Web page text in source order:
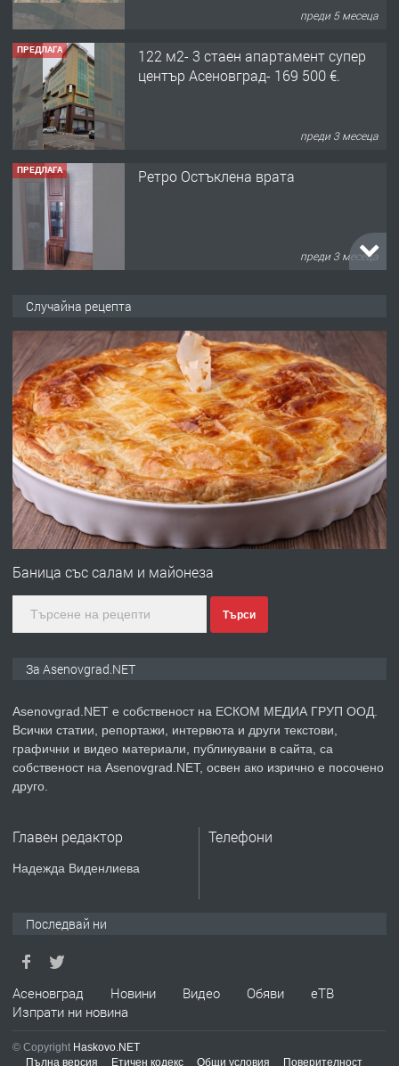
преди 5 месеца
ПРЕДЛАГА
122 м2- 3 стаен апартамент супер
център Асеновград- 169 500 €.
преди 3 месеца
ПРЕДЛАГА Ретро Остъклена врата
преди 3 месеца
преди 10 месеца
ПРЕДЛАГА
Професионална броячна машина -
със сертификат от ЕЦБ
преди 1 година
ПРЕДЛАГА
Професионална зеленчукорезачка
преди 2 години
ПРЕДЛАГА
Давам индивидуалани уроци по
ремонт на покриви
ПРЕДЛАГА
Пликове - СКОРПИОПЛАСТ
Случайна рецепта
Баница със салам и майонеза
Търси
За Asenovgrad.NET
Asenovgrad.NET е собственост на ЕСКОМ МЕДИА ГРУП ООД.
Всички статии, репортажи, интервюта и други текстови,
графични и видео материали, публикувани в сайта, са
собственост на Asenovgrad.NET, освен ако изрично е посочено
друго.
Главен редактор
Надежда Виденлиева
Телефони
Последвай ни
Асеновград Новини Видео Обяви
еТВ
Изпрати ни новина
© Copyright Haskovo.NET
Пълна версия
Етичен кодекс Общи условия Поверителност